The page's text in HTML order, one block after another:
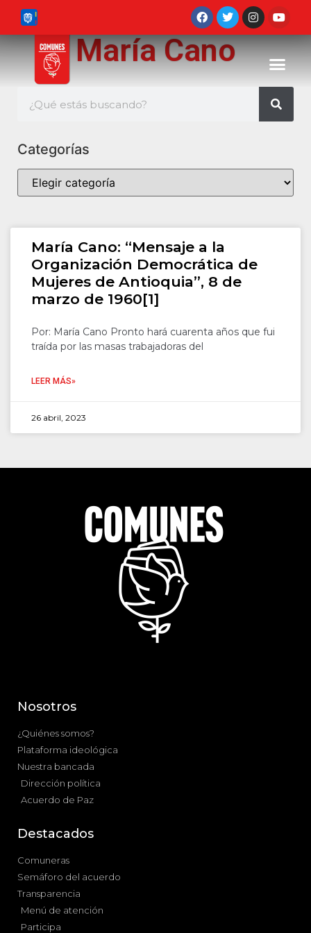
María Cano
Categorías
María Cano: “Mensaje a la
Organización Democrática de
Mujeres de Antioquia”, 8 de
marzo de 1960[1]
Por: María Cano Pronto hará cuarenta años que fui
traída por las masas trabajadoras del
LEER MÁS»
26 abril, 2023
Nosotros
¿Quiénes somos?
Plataforma ideológica
Nuestra bancada
Dirección política
Acuerdo de Paz
Destacados
Comuneras
Semáforo del acuerdo
Transparencia
Menú de atención
Participa